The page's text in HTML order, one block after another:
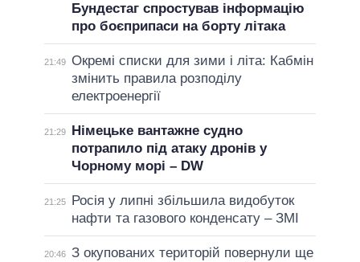
Бундестаг спростував інформацію
про боєприпаси на борту літака
21:49 Окремі списки для зими і літа: Кабмін
змінить правила розподілу
електроенергії
21:29
Німецьке вантажне судно
потрапило під атаку дронів у
Чорному морі – DW
21:25
Росія у липні збільшила видобуток
нафти та газового конденсату – ЗМІ
20:46 З окупованих територій повернули ще